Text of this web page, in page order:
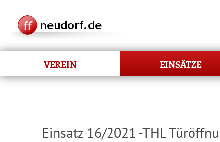
VEREIN EINSÄTZE
Einsatz 16/2021 -THL